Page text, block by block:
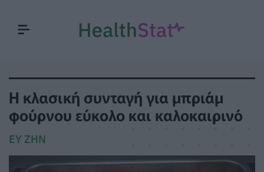
Η κλασική συνταγή για μπριάμ
φούρνου εύκολο και καλοκαιρινό
ΕΥ ΖΗΝ